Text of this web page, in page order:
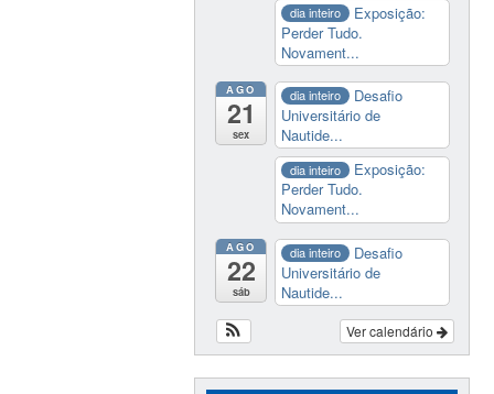
dia inteiro
Exposição:
Perder Tudo.
Novament...
AGO
21
sex
dia inteiro
Desafio
Universitário de
Nautide...
dia inteiro
Exposição:
Perder Tudo.
Novament...
AGO
22
sáb
dia inteiro
Desafio
Universitário de
Nautide...
Ver calendário